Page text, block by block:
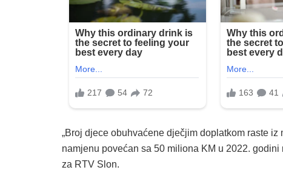
„Broj djece obuhvaćene dječjim doplatkom raste
namjenu povećan sa 50 miliona KM u 2022.
za RTV Slon.